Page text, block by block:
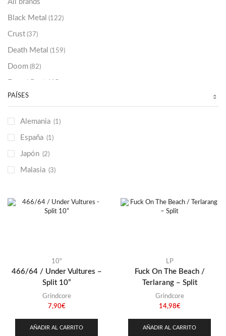
All brands
Black Metal (122)
Crust (37)
Death Metal (159)
Doom (82)
Grindcore
PAÍSES
Alemania (1)
España (1)
Japón (2)
Malasia (3)
10"
466/64 / Under Vultures –
Split 10”
Grindcore
7,90€
AÑADIR AL CARRITO
LP
Fuck On The Beach /
Terlarang – Split
Grindcore
14,98€
AÑADIR AL CARRITO